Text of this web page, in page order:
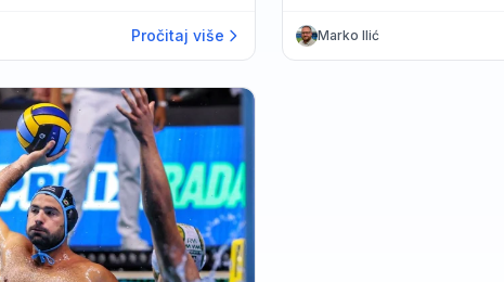
Pročitaj više Marko Ilić